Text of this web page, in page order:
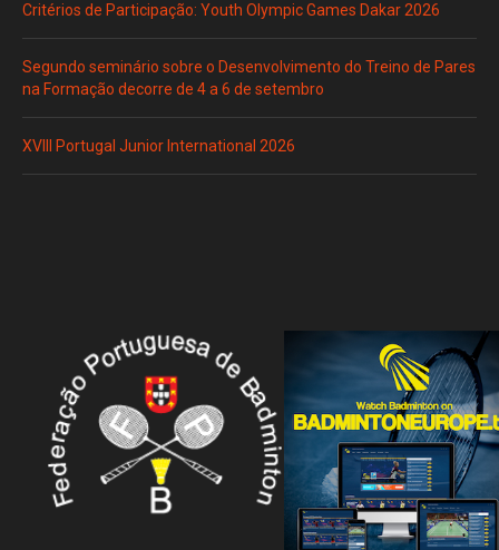
Critérios de Participação: Youth Olympic Games Dakar 2026
Segundo seminário sobre o Desenvolvimento do Treino de Pares
na Formação decorre de 4 a 6 de setembro
XVIII Portugal Junior International 2026